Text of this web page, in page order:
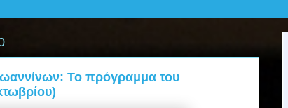
Το πρόγραμμα του